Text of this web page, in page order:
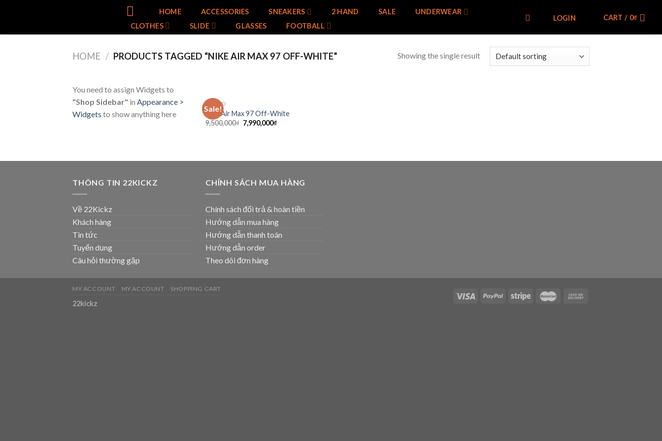
HOME ACCESSORIES SNEAKERS 2 HAND SALE
UNDERWEAR
CLOTHES
SLIDE GLASSES FOOTBALL
LOGIN CART / 0₫
HOME / PRODUCTS TAGGED “NIKE AIR MAX 97 OFF-WHITE” Showing the single result
You need to assign Widgets to
"Shop Sidebar" in Appearance >
Widgets to show anything here
Sale!
2 HAND
Nike Air Max 97 Off-White
9,500,000₫ 7,990,000₫
THÔNG TIN 22KICKZ
Về 22Kickz
Khách hàng
Tin tức
Tuyển dụng
Câu hỏi thường gặp
CHÍNH SÁCH MUA HÀNG
Chính sách đổi trả & hoàn tiền
Hướng dẫn mua hàng
Hướng dẫn thanh toán
Hướng dẫn order
Theo dõi đơn hàng
MY ACCOUNT MY ACCOUNT SHOPPING CART
22kickz